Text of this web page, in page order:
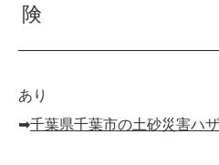
険
あり
➡︎千葉県千葉市の土砂災害ハ